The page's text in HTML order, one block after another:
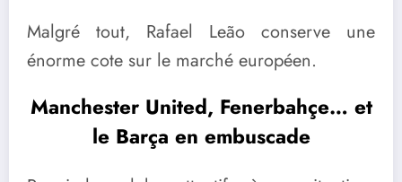
Malgré tout, Rafael Leão conserve une
énorme cote sur le marché européen.
Manchester United, Fenerbahçe… et
le Barça en embuscade